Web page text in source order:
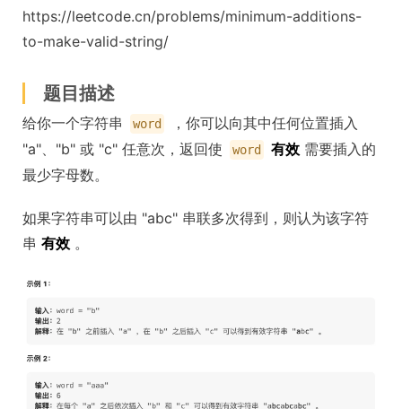
https://leetcode.cn/problems/minimum-additions-
to-make-valid-string/
题目描述
给你一个字符串 word
，你可以向其中任何位置插入
"a"、"b" 或 "c" 任意次，返回使
word 有效 需要插入的
最少字母数。
如果字符串可以由 "abc" 串联多次得到，则认为该字符
串 有效 。